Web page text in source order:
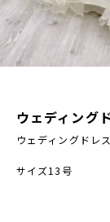
ウェディン
ウェディングドレス
サイズ13号